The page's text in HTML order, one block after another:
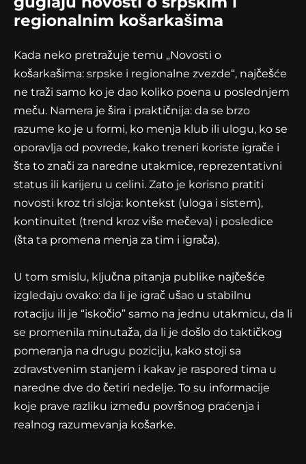
regionalnim košarkašima
Kada neko pretražuje temu „Novosti o
košarkašima: srpske i regionalne zvezde“, najčešće
ne traži samo ko je dao koliko poena u poslednjem
meču. Namera je šira i praktičnija: da se brzo
razume ko je u formi, ko menja klub ili ulogu, ko se
oporavlja od povrede, kako treneri koriste igrače i
šta to znači za naredne utakmice, reprezentativni
status ili karijeru u celini. Zato je korisno pratiti
novosti kroz tri sloja: kontekst (uloga i sistem),
kontinuitet (trend kroz više mečeva) i posledice
(šta ta promena menja za tim i igrača).
U tom smislu, ključna pitanja publike najčešće
izgledaju ovako: da li je igrač ušao u stabilnu
rotaciju ili je “iskočio” samo na jednu utakmicu, da li
se promenila minutaža, da li je došlo do taktičkog
pomeranja na drugu poziciju, kako stoji sa
zdravstvenim stanjem i kakav je raspored tima u
naredne dve do četiri nedelje. To su informacije
koje prave razliku između površnog praćenja i
realnog razumevanja košarke.